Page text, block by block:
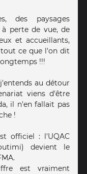
des paysages
perte de vue, de
et accueillants,
ce que l'on dit
!!!
au détour
viens d'être
il n'en fallait pas
!
officiel : l'UQAC
devient le
est vraiment